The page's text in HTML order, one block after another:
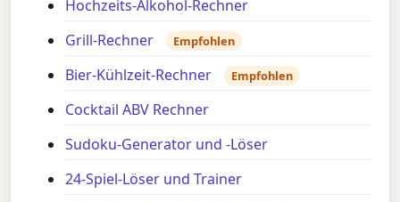
Hochzeits-Alkohol-Rechner
Grill-Rechner
Empfohlen
Bier-Kühlzeit-Rechner Empfohlen
Cocktail ABV Rechner
Sudoku-Generator und -Löser
24-Spiel-Löser und Trainer